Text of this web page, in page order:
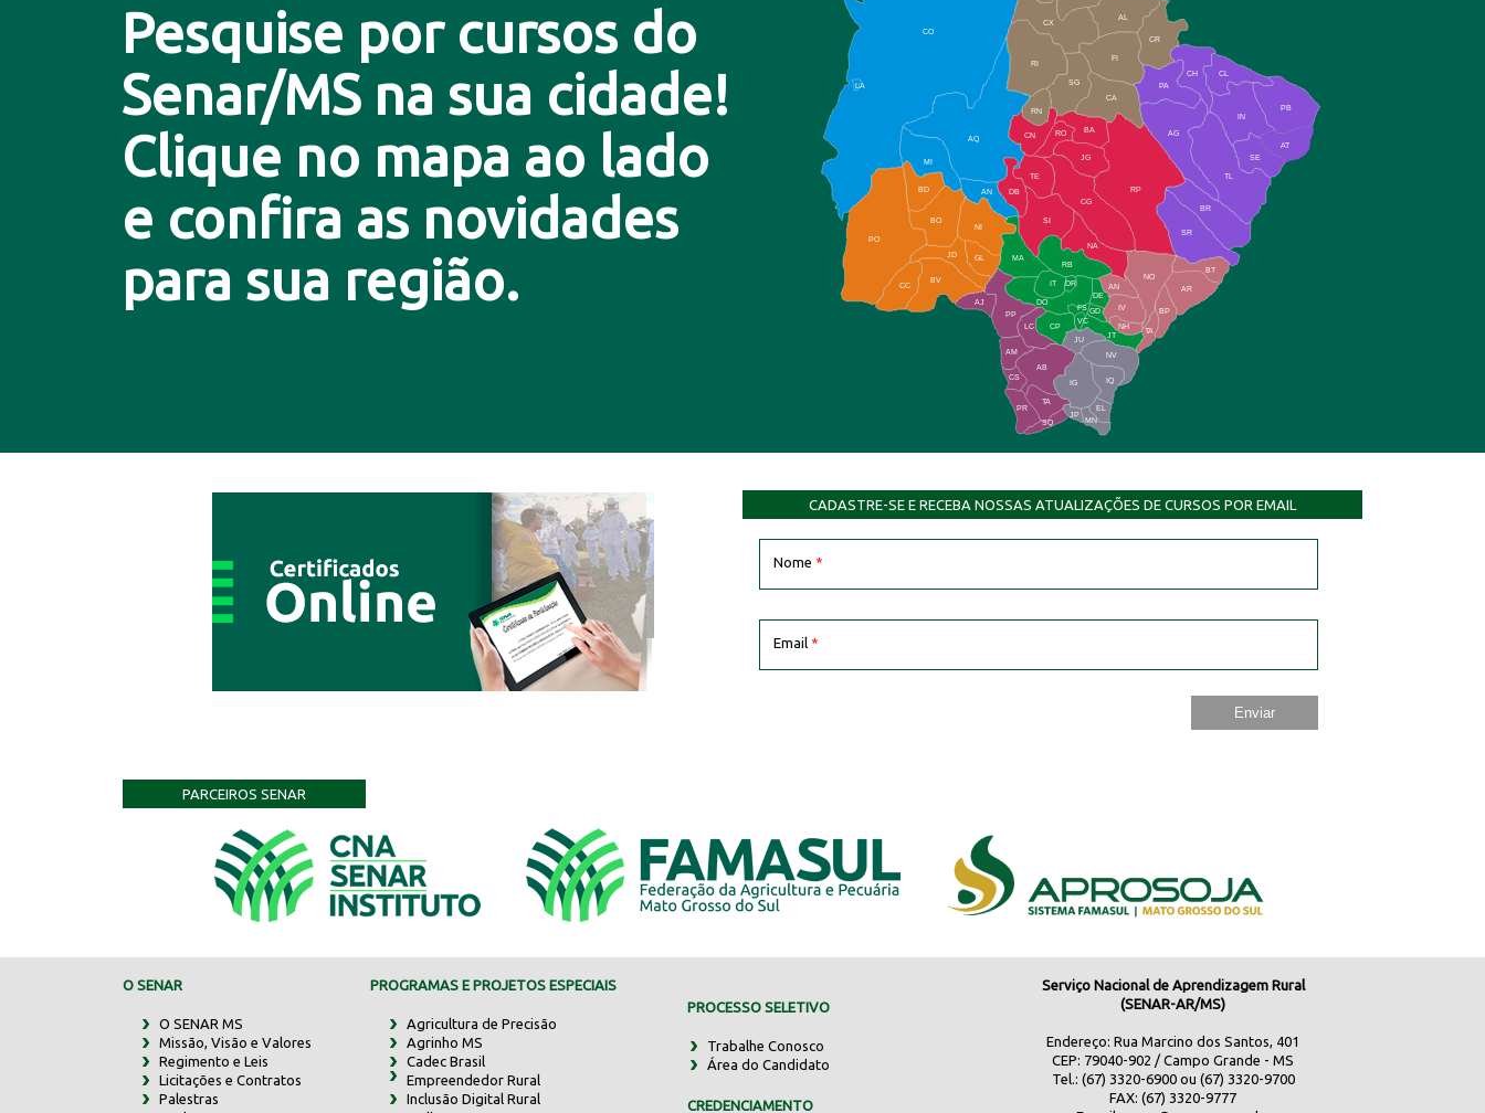
Pesquise por cursos do
Senar/MS na sua cidade!
Clique no mapa ao lado
e confira as novidades
para sua região.
CO
AQ
MI
AN
CX
RI
AL
CR
FI
SG
BA
CA
PA
CH CL
PB
SE
TL
AG
BR
SR
BT
AR
RP
RO
JG
CG
SI
NA
TA
NH
JT
RB
MA
IT
DR
DO
CP
JU
NV
IQ
EL
BD
BO
NI
JD
PO
BV
CC
PP
AJ
LC
AM
AB
JP
DB
TE
CS
PR
TA
SQ
IG
MN
IN
NO
BP
RN
CN
GL
AN
IV
FS
VC
GD
DE
AT
LA
CADASTRE-SE E RECEBA NOSSAS ATUALIZAÇÕES DE CURSOS POR EMAIL
Nome *
Email *
PARCEIROS SENAR
O SENAR
O SENAR MS
Missão, Visão e Valores
Regimento e Leis
Licitações e Contratos
Palestras
PROGRAMAS E PROJETOS ESPECIAIS
Agricultura de Precisão
Agrinho MS
Cadec Brasil
Empreendedor Rural
Inclusão Digital Rural
PROCESSO SELETIVO
Trabalhe Conosco
Área do Candidato
CREDENCIAMENTO
Serviço Nacional de Aprendizagem Rural
(SENAR-AR/MS)
Endereço: Rua Marcino dos Santos, 401
CEP: 79040-902 / Campo Grande - MS
Tel.: (67) 3320-6900 ou (67) 3320-9700
FAX: (67) 3320-9777